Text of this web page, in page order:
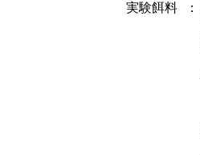
実験餌料 ：